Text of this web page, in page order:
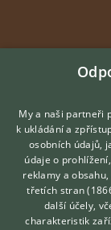
My a naši partneři
k ukládání a
osobních údajů,
údaje o
reklamy a
třetích stran
další účely,
charakteristik